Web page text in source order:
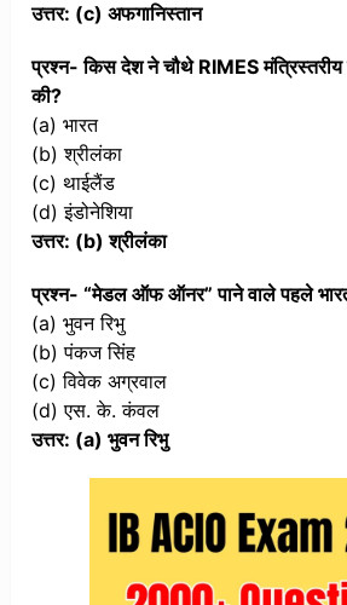
उत्तर: (c) अफगानिस्तान
प्रश्न- किस देश ने चौथे RIMES मंत्रिस्तरीय
की?
(a) भारत
(b) श्रीलंका
(c) थाईलैंड
(d) इंडोनेशिया
उत्तर: (b) श्रीलंका
प्रश्न- “मेडल ऑफ ऑनर” पाने वाले पहले
(a) भुवन रिभु
(b) पंकज सिंह
(c) विवेक अग्रवाल
(d) एस. के. कंवल
उत्तर: (a) भुवन रिभु